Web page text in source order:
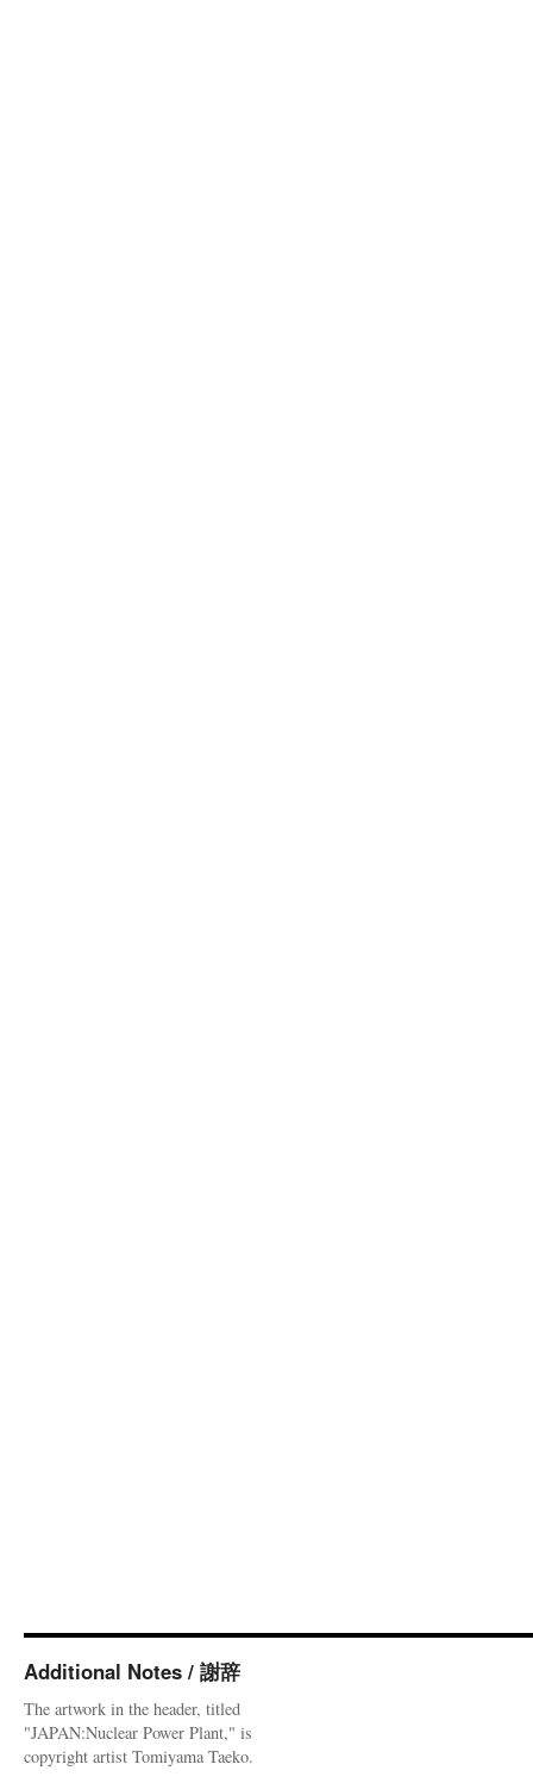
Additional Notes / 謝辞
The artwork in the header, titled
"JAPAN:Nuclear Power Plant," is
copyright artist Tomiyama Taeko.